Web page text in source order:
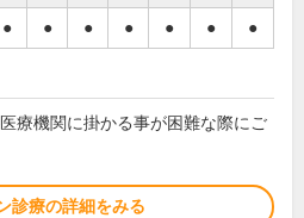
● ● ● ● ● ● ●
療機関に掛かる事が困難な際にご
診療の詳細をみる